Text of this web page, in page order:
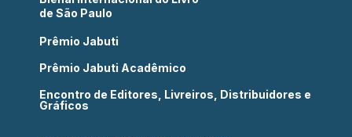
de São Paulo
Prêmio Jabuti
Prêmio Jabuti Acadêmico
Encontro de Editores, Livreiros, Distribuidores e
Gráficos